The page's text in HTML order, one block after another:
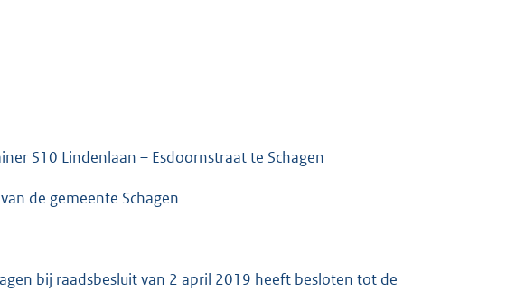
S10 Lindenlaan – Esdoornstraat te Schagen
de gemeente Schagen
bij raadsbesluit van 2 april 2019 heeft besloten tot de